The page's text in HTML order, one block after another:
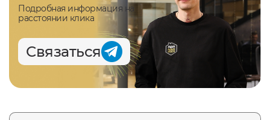
Подробная информация на
расстоянии клика
Связаться